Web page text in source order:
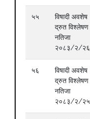
५५
विषादी अवशेष
द्रुत विश्लेषण
नतिजा
२०८३/२/२६
५६
विषादी अवशेष
द्रुत विश्लेषण
नतिजा
२०८३/२/२५